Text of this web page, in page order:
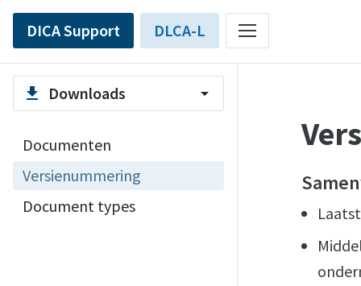
DICA Support DLCA-L
file_download Downloads arrow_drop_down
Documenten
Versienummering
Document types